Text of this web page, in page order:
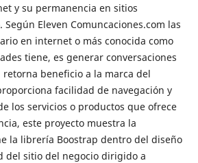
y su permanencia en sitios
Eleven Comuncaciones.com las
en internet o más conocida como
tiene, es generar conversaciones
beneficio a la marca del
facilidad de navegación y
los servicios o productos que ofrece
este proyecto muestra la
la librería Boostrap dentro del diseño
del sitio del negocio dirigido a